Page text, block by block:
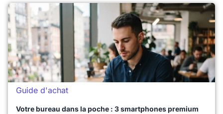
Guide d'achat
Votre bureau dans la poche : 3 smartphones premium